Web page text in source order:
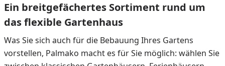
Ein breitgefächertes Sortiment rund um
das flexible Gartenhaus
Was Sie sich auch für die Bebauung Ihres Gartens
vorstellen, Palmako macht es für Sie möglich: wählen Sie